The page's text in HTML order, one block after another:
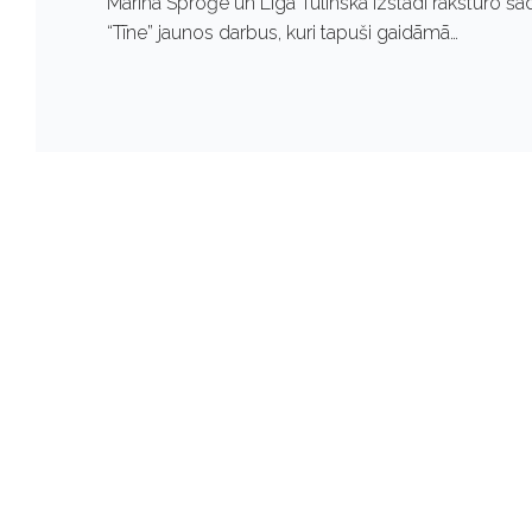
“Tīne” jaunos darbus, kuri tapuši gaidāmā…